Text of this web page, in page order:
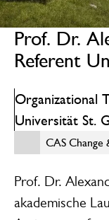
Prof. Dr.
Referent
Organizational
Universität St.
ChangeCAS Change
Prof. Dr.
akademische